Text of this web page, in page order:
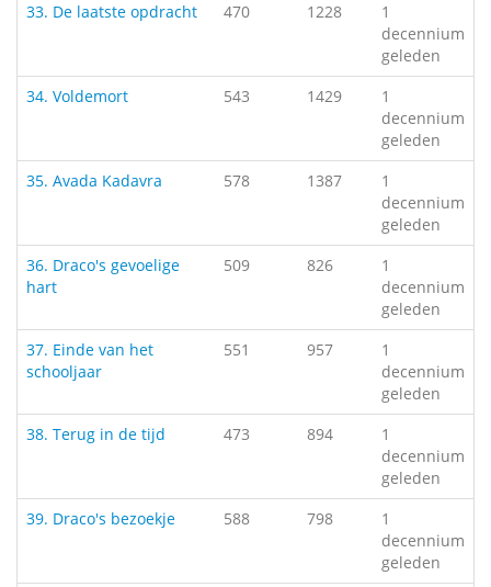
33. De laatste opdracht
470 1228
1
decennium
geleden
34. Voldemort
543 1429
1
decennium
geleden
35. Avada Kadavra
578 1387
1
decennium
geleden
36. Draco's gevoelige
hart
509 826
1
decennium
geleden
37. Einde van het
schooljaar
551 957
1
decennium
geleden
38. Terug in de tijd
473 894
1
decennium
geleden
39. Draco's bezoekje
588 798
1
decennium
geleden